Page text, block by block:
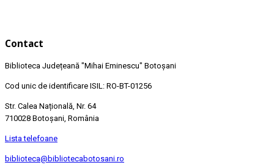
Contact
Biblioteca Județeană "Mihai Eminescu" Botoșani
Cod unic de identificare ISIL: RO-BT-01256
Str. Calea Națională, Nr. 64
710028 Botoșani, România
Lista telefoane
biblioteca@bibliotecabotosani.ro